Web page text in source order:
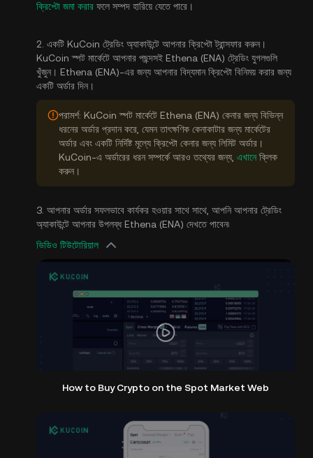
ক্রিপ্টো জমা করার ফলে সম্পদ হারিয়ে যেতে পারে।
2. একটি KuCoin ট্রেডিং অ্যাকাউন্টে আপনার ক্রিপ্টো ট্রান্সফার করুন।
KuCoin স্পট মার্কেটে আপনার পছন্দসই Ethena (ENA) ট্রেডিং যুগলগুলি
খুঁজুন। Ethena (ENA)-এর জন্য আপনার বিদ্যমান ক্রিপ্টো বিনিময় করার জন্য
একটি অর্ডার দিন।
পরামর্শ: KuCoin স্পট মার্কেটে Ethena (ENA) কেনার জন্য বিভিন্ন
ধরনের অর্ডার প্রদান করে, যেমন তাৎক্ষণিক কেনাকাটার জন্য মার্কেটের
অর্ডার এবং একটি নির্দিষ্ট মূল্যে ক্রিপ্টো কেনার জন্য লিমিট অর্ডার।
KuCoin-এ অর্ডারের ধরন সম্পর্কে আরও তথ্যের জন্য, এখানেক্লিক
করুন।
3. আপনার অর্ডার সফলভাবে কার্যকর হওয়ার সাথে সাথে, আপনি আপনার ট্রেডিং
অ্যাকাউন্টে আপনার উপলব্ধ Ethena (ENA) দেখতে পাবেন৷
ভিডিও টিউটোরিয়াল
How to Buy Crypto on the Spot Market Web